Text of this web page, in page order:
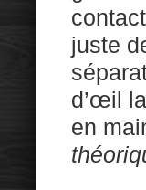
juste
d’œil
en